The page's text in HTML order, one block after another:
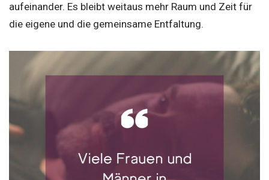
aufeinander. Es bleibt weitaus mehr Raum und Zeit für
die eigene und die gemeinsame Entfaltung.